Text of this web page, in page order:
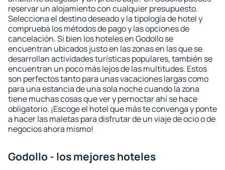
reservar un alojamiento con cualquier presupuesto.
Selecciona el destino deseado y la tipología de hotel y
comprueba los métodos de pago y las opciones de
cancelación. Si bien los hoteles en Godollo se
encuentran ubicados justo en las zonas en las que se
desarrollan actividades turísticas populares, también se
encuentran un poco más lejos de las multitudes. Estos
son perfectos tanto para unas vacaciones largas como
para una estancia de una sola noche cuando la zona
tiene muchas cosas que ver y pernoctar ahí se hace
obligatorio. ¡Escoge el hotel que más te convenga y ponte
a hacer las maletas para disfrutar de un viaje de ocio o de
negocios ahora mismo!
Godollo - los mejores hoteles